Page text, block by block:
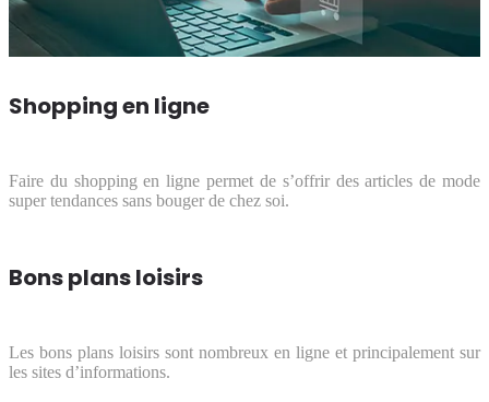
Shopping en ligne
Faire du shopping en ligne permet de s’offrir des articles de mode
super tendances sans bouger de chez soi.
Bons plans loisirs
Les bons plans loisirs sont nombreux en ligne et principalement sur
les sites d’informations.